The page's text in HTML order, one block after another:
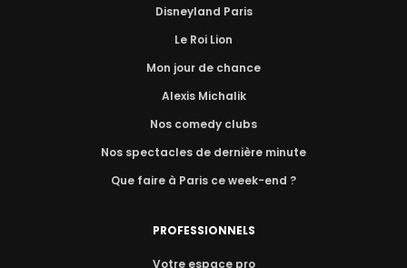
Disneyland Paris
Le Roi Lion
Mon jour de chance
Alexis Michalik
Nos comedy clubs
Nos spectacles de dernière minute
Que faire à Paris ce week-end ?
PROFESSIONNELS
Votre espace pro